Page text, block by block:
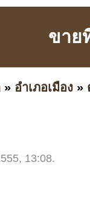
ขาย
» อำเภอเมือง »
13:08.